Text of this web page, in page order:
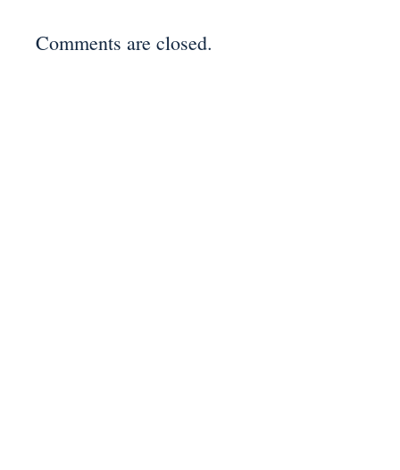
Comments are closed.